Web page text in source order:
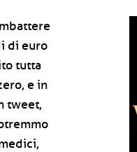
di euro
tutta
e in
tweet,